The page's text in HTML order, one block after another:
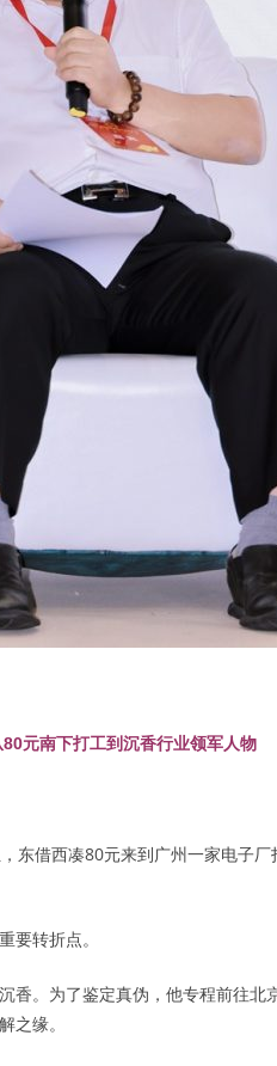
80元南下打工到沉香行业领军人物
东借西凑80元来到广州一家电子
要转折点。
香。为了鉴定真伪，他专程前往
之缘。